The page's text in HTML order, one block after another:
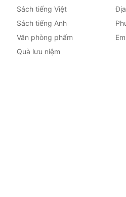
Sách tiếng Việt
Sách tiếng Anh
Văn phòng phẩm
Quà lưu niệm